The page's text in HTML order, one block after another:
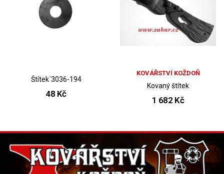
Štítek´3036-194
48 Kč
KOVÁŘSTVÍ KOŽDOŇ
Kovaný štítek
1 682 Kč